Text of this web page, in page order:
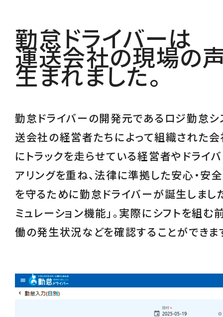
勤怠ドライバーは
運送会社の現場の
生まれました。
勤怠ドライバーの開発元であるロジ勤怠シ
送会社の経営者たちによって組織された
にトラックを走らせている経営者やドライ
アリングを重ね、法律に準拠した安心・安
を守るために勤怠ドライバーが誕生しまし
ミュレーション機能 」。実際にシフトを組
働の発生状況などを確認することができま